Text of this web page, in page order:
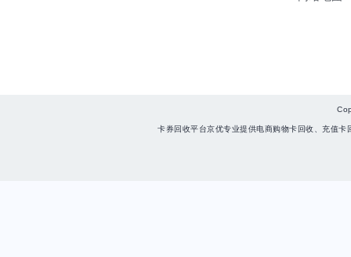
卡券回收平台京优专业提供电商购物卡回收、充值